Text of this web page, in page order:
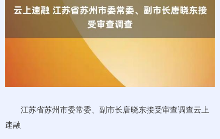
江苏省苏州市委常委、副市长唐晓东接受审查调查云上
速融